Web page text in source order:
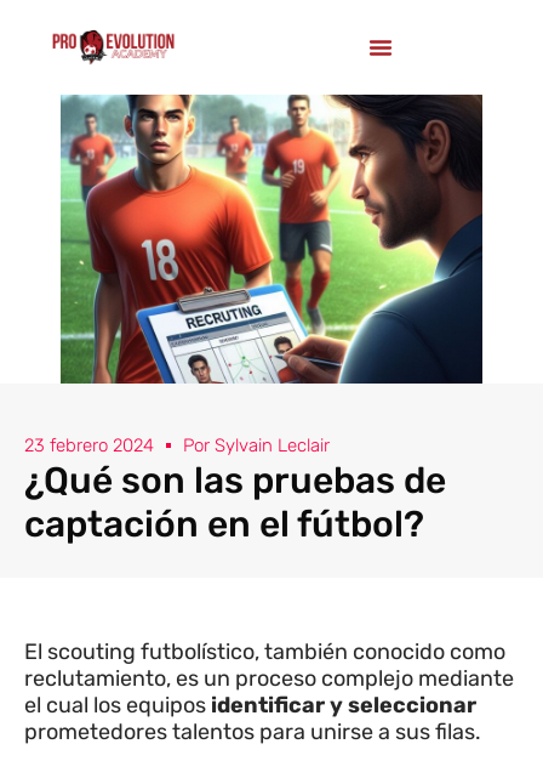
23 febrero 2024 Por Sylvain Leclair
¿Qué son las pruebas de
captación en el fútbol?
El scouting futbolístico, también conocido como
reclutamiento, es un proceso complejo mediante
el cual los equipos identificar y seleccionar
prometedores talentos para unirse a sus filas.